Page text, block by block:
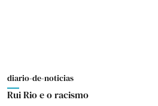
diario-de-noticias
Rui Rio e o racismo